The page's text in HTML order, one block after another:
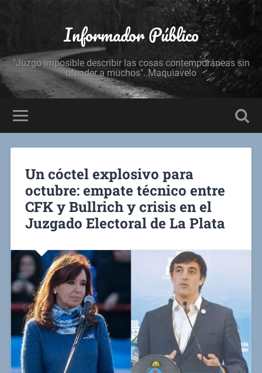
Informador Público
"Juzgo imposible describir las cosas contemporáneas sin
ofender a muchos". Maquiavelo
Un cóctel explosivo para
octubre: empate técnico entre
CFK y Bullrich y crisis en el
Juzgado Electoral de La Plata